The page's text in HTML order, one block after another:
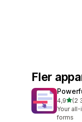
Fler
4,9av 5
(2
2312
Your
forms